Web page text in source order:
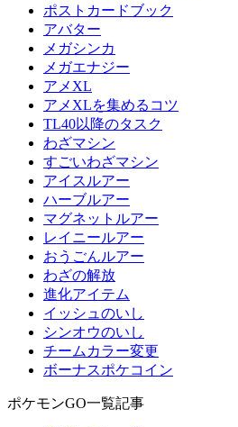
ポストカードブック
アバター
メガシンカ
メガエナジー
アメXL
アメXLを集めるコツ
TL40以降のタスク
わざマシン
すごいわざマシン
アイスルアー
ハーブルアー
マグネットルアー
レイニールアー
おうごんルアー
わざの解放
進化アイテム
イッシュのいし
シンオウのいし
チームカラー変更
ボーナスポケコイン
ポケモンGO一覧記事